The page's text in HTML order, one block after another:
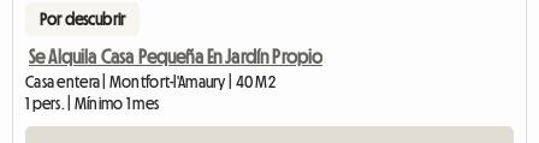
Por descubrir
Se Alquila Casa Pequeña En Jardín Propio
Casa entera | Montfort-l'Amaury | 40 M2
1 pers. | Mínimo 1 mes